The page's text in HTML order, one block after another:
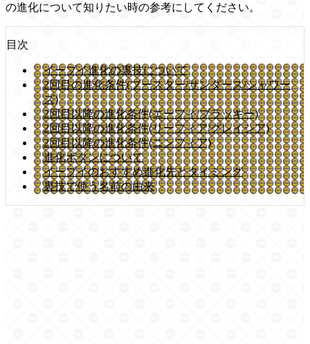
の進化について知りたい時の参考にしてください。
目次
イーブイ進化の裏技について
2回目の進化条件(ブースター/サンダース/シャワー
ズ)
2回目以降の進化条件(エーフィ/ブラッキー)
2回目以降の進化条件(リーフィア/グレイシア)
2回目以降の進化条件(ニンフィア)
進化ボタンについて
イーブイのおすすめ進化先とタイミング
裏技で使う名前の由来